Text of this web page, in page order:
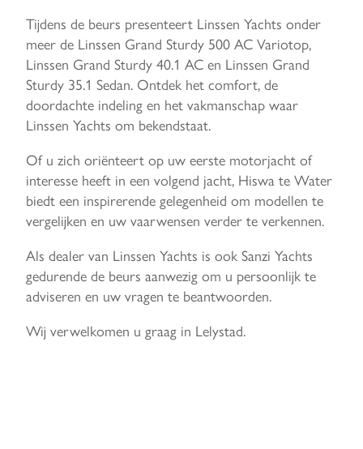
Tijdens de beurs presenteert Linssen Yachts onder
meer de Linssen Grand Sturdy 500 AC Variotop,
Linssen Grand Sturdy 40.1 AC en Linssen Grand
Sturdy 35.1 Sedan. Ontdek het comfort, de
doordachte indeling en het vakmanschap waar
Linssen Yachts om bekendstaat.
Of u zich oriënteert op uw eerste motorjacht of
interesse heeft in een volgend jacht, Hiswa te Water
biedt een inspirerende gelegenheid om modellen te
vergelijken en uw vaarwensen verder te verkennen.
Als dealer van Linssen Yachts is ook Sanzi Yachts
gedurende de beurs aanwezig om u persoonlijk te
adviseren en uw vragen te beantwoorden.
Wij verwelkomen u graag in Lelystad.